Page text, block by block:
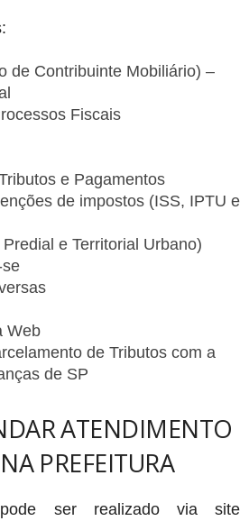
de Contribuinte Mobiliário) –
Fiscais
e Pagamentos
de impostos (ISS, IPTU e
e Territorial Urbano)
Web
de Tributos com a
de SP
ATENDIMENTO
PREFEITURA
ser realizado via site